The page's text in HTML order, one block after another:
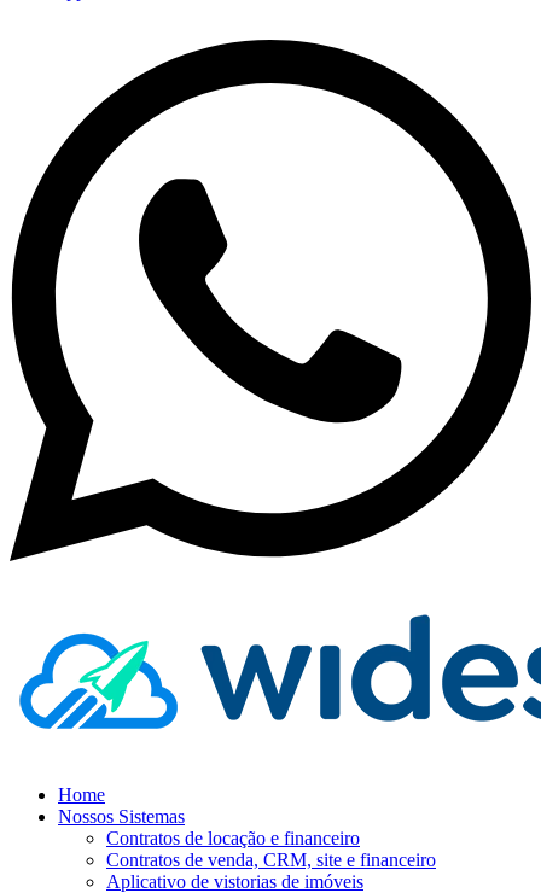
Home
Nossos Sistemas
Contratos de locação e financeiro
Contratos de venda, CRM, site e financeiro
Aplicativo de vistorias de imóveis